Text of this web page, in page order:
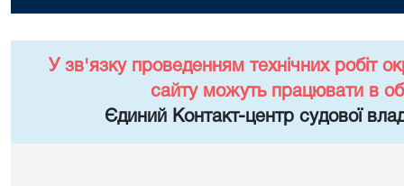
У зв'язку проведенням технічних робіт
сайту можуть працювати в
Єдиний Контакт-центр судової